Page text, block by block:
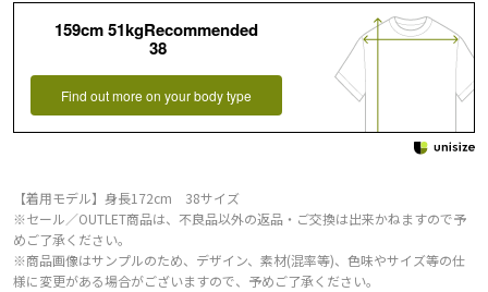
159cm 51kgRecommended
38
Find out more on your body type
【着用モデル】身長172cm 38サイズ
※セール／OUTLET商品は、不良品以外の返品・ご交換は出来かねますので予
めご了承ください。
※商品画像はサンプルのため、デザイン、素材(混率等)、色味やサイズ等の仕
様に変更がある場合がございますので、予めご了承ください。